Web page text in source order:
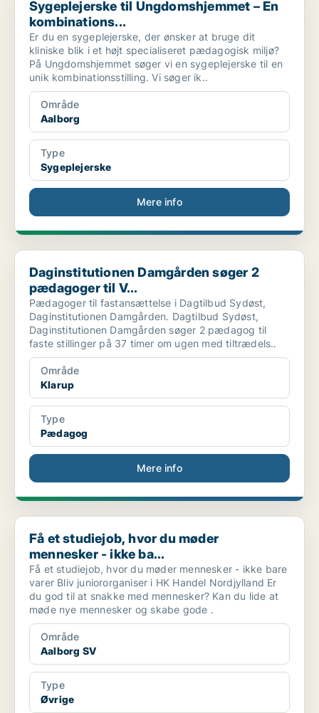
Sygeplejerske til Ungdomshjemmet – En
kombinations...
Er du en sygeplejerske, der ønsker at bruge dit
kliniske blik i et højt specialiseret pædagogisk miljø?
På Ungdomshjemmet søger vi en sygeplejerske til en
unik kombinationsstilling. Vi søger ik..
Område
Aalborg
Type
Sygeplejerske
Mere info
Daginstitutionen Damgården søger 2 pædagoger til V...
Daginstitutionen Damgården søger 2
pædagoger til V...
Pædagoger til fastansættelse i Dagtilbud Sydøst,
Daginstitutionen Damgården. Dagtilbud Sydøst,
Daginstitutionen Damgården søger 2 pædagog til
faste stillinger på 37 timer om ugen med tiltrædels..
Område
Klarup
Type
Pædagog
Mere info
Få et studiejob, hvor du møder mennesker - ikke ba...
Få et studiejob, hvor du møder
mennesker - ikke ba...
Få et studiejob, hvor du møder mennesker - ikke bare
varer Bliv juniororganiser i HK Handel Nordjylland Er
du god til at snakke med mennesker? Kan du lide at
møde nye mennesker og skabe gode .
Område
Aalborg SV
Type
Øvrige